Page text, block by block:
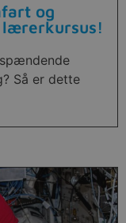
og
lærerkursus!
Så er dette